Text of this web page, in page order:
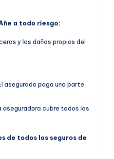
a todo riesgo:
y los daños propios del
asegurado paga una parte
aseguradora cubre todos los
de todos los seguros de